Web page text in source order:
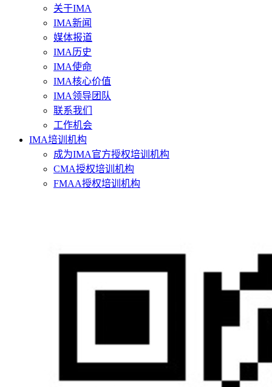
关于IMA
IMA新闻
媒体报道
IMA历史
IMA使命
IMA核心价值
IMA领导团队
联系我们
工作机会
IMA培训机构
成为IMA官方授权培训机构
CMA授权培训机构
FMAA授权培训机构